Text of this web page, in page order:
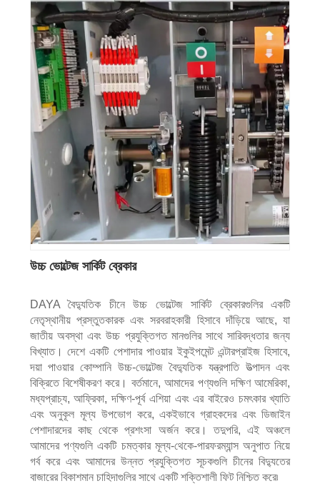
উচ্চ ভোল্টেজ সার্কিট ব্রেকার
DAYA বৈদ্যুতিক চীনে উচ্চ ভোল্টেজ সার্কিট ব্রেকারগুলির একটি
নেতৃস্থানীয় প্রস্তুতকারক এবং সরবরাহকারী হিসাবে দাঁড়িয়ে আছে, যা
জাতীয় অবস্থা এবং উচ্চ প্রযুক্তিগত মানগুলির সাথে সারিবদ্ধতার জন্য
বিখ্যাত। দেশে একটি পেশাদার পাওয়ার ইকুইপমেন্ট এন্টারপ্রাইজ হিসাবে,
দয়া পাওয়ার কোম্পানি উচ্চ-ভোল্টেজ বৈদ্যুতিক যন্ত্রপাতি উত্পাদন এবং
বিক্রিতে বিশেষীকরণ করে। বর্তমানে, আমাদের পণ্যগুলি দক্ষিণ আমেরিকা,
মধ্যপ্রাচ্য, আফ্রিকা, দক্ষিণ-পূর্ব এশিয়া এবং এর বাইরেও চমৎকার খ্যাতি
এবং অনুকূল মূল্য উপভোগ করে, একইভাবে গ্রাহকদের এবং ডিজাইন
পেশাদারদের কাছ থেকে প্রশংসা অর্জন করে। তদুপরি, এই অঞ্চলে
আমাদের পণ্যগুলি একটি চমত্কার মূল্য-থেকে-পারফরম্যান্স অনুপাত নিয়ে
গর্ব করে এবং আমাদের উন্নত প্রযুক্তিগত সূচকগুলি চীনের বিদ্যুতের
বাজারের বিকাশমান চাহিদাগুলির সাথে একটি শক্তিশালী ফিট নিশ্চিত করে৷